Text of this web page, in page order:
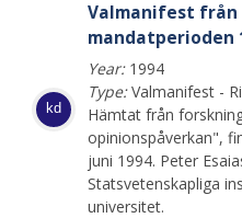
kd
Valmanifest
mandatperioden
Year:1994
Type:Valmanifest -
Hämtat från
opinionspåverkan",
juni 1994. Peter
Statsvetenskapliga
universitet.